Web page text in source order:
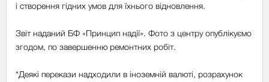
і створення гідних умов для їхнього відновлення.
Звіт наданий БФ «Принцип надії». Фото з центру опублікуємо
згодом, по завершенню ремонтних робіт.
*Деякі перекази надходили в іноземній валюті, розрахунок